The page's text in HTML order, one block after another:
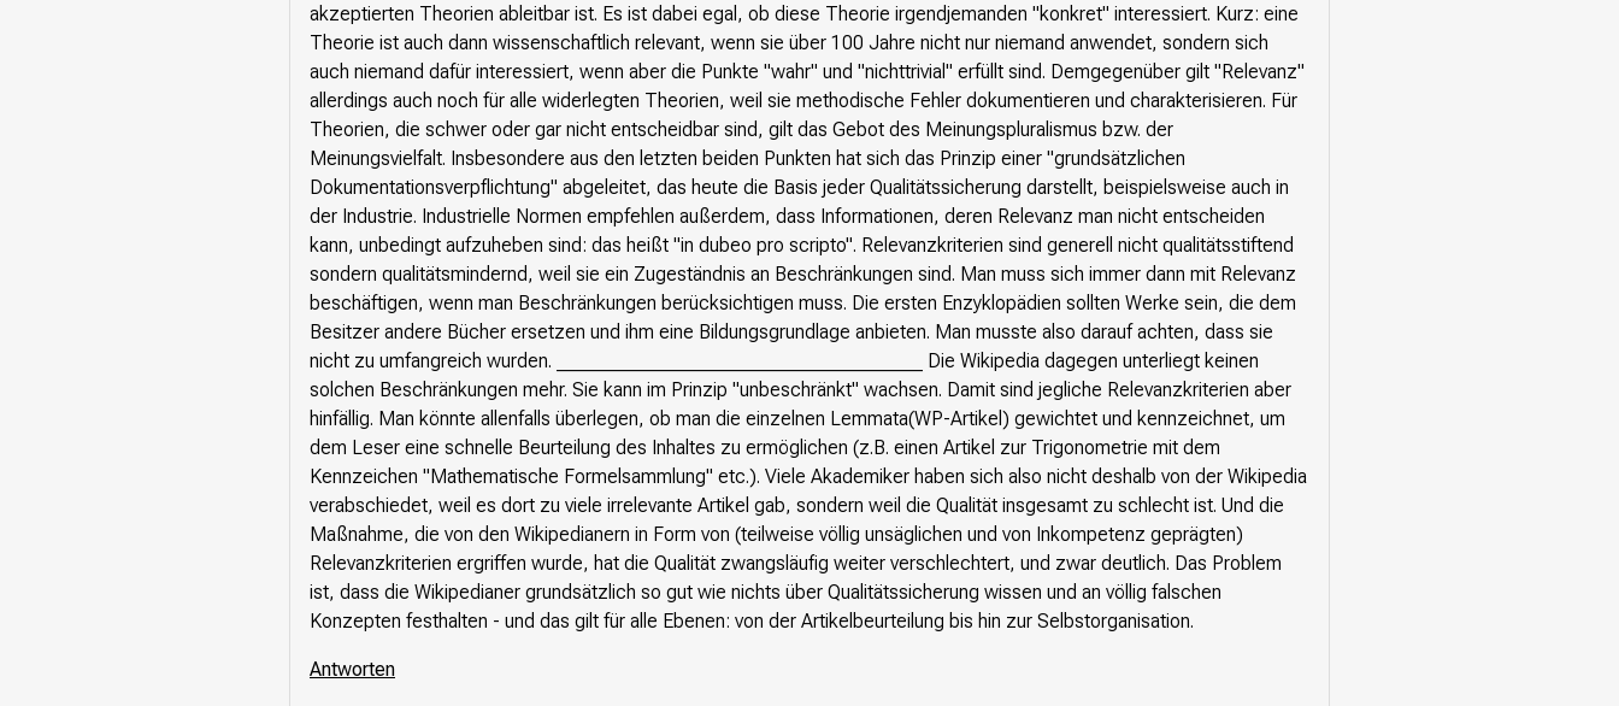
akzeptierten Theorien ableitbar ist. Es ist dabei egal, ob diese Theorie irgendjemanden "konkret" interessiert. Kurz: eine
Theorie ist auch dann wissenschaftlich relevant, wenn sie über 100 Jahre nicht nur niemand anwendet, sondern sich
auch niemand dafür interessiert, wenn aber die Punkte "wahr" und "nichttrivial" erfüllt sind. Demgegenüber gilt "Relevanz"
allerdings auch noch für alle widerlegten Theorien, weil sie methodische Fehler dokumentieren und charakterisieren. Für
Theorien, die schwer oder gar nicht entscheidbar sind, gilt das Gebot des Meinungspluralismus bzw. der
Meinungsvielfalt. Insbesondere aus den letzten beiden Punkten hat sich das Prinzip einer "grundsätzlichen
Dokumentationsverpflichtung" abgeleitet, das heute die Basis jeder Qualitätssicherung darstellt, beispielsweise auch in
der Industrie. Industrielle Normen empfehlen außerdem, dass Informationen, deren Relevanz man nicht entscheiden
kann, unbedingt aufzuheben sind: das heißt "in dubeo pro scripto". Relevanzkriterien sind generell nicht qualitätsstiftend
sondern qualitätsmindernd, weil sie ein Zugeständnis an Beschränkungen sind. Man muss sich immer dann mit Relevanz
beschäftigen, wenn man Beschränkungen berücksichtigen muss. Die ersten Enzyklopädien sollten Werke sein, die dem
Besitzer andere Bücher ersetzen und ihm eine Bildungsgrundlage anbieten. Man musste also darauf achten, dass sie
nicht zu umfangreich wurden. ______________________________________ Die Wikipedia dagegen unterliegt keinen
solchen Beschränkungen mehr. Sie kann im Prinzip "unbeschränkt" wachsen. Damit sind jegliche Relevanzkriterien aber
hinfällig. Man könnte allenfalls überlegen, ob man die einzelnen Lemmata(WP-Artikel) gewichtet und kennzeichnet, um
dem Leser eine schnelle Beurteilung des Inhaltes zu ermöglichen (z.B. einen Artikel zur Trigonometrie mit dem
Kennzeichen "Mathematische Formelsammlung" etc.). Viele Akademiker haben sich also nicht deshalb von der Wikipedia
verabschiedet, weil es dort zu viele irrelevante Artikel gab, sondern weil die Qualität insgesamt zu schlecht ist. Und die
Maßnahme, die von den Wikipedianern in Form von (teilweise völlig unsäglichen und von Inkompetenz geprägten)
Relevanzkriterien ergriffen wurde, hat die Qualität zwangsläufig weiter verschlechtert, und zwar deutlich. Das Problem
ist, dass die Wikipedianer grundsätzlich so gut wie nichts über Qualitätssicherung wissen und an völlig falschen
Konzepten festhalten - und das gilt für alle Ebenen: von der Artikelbeurteilung bis hin zur Selbstorganisation.
Antworten